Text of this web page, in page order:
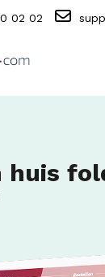
02 02
huis